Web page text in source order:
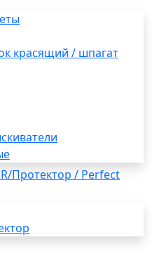
красящий / шпагат
Протектор / Perfect